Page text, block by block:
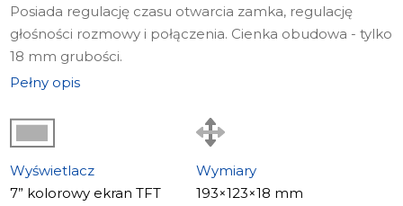
Posiada regulację czasu otwarcia zamka, regulację
głośności rozmowy i połączenia. Cienka obudowa - tylko
18 mm grubości.
Wyświetlacz
800×480.
Slinex SM-07M to doskonały wybór dla osób ceniących
styl i funkcjonalność.
Pełny opis
Wyświetlacz
7” kolorowy ekran TFT
Wymiary
193×123×18 mm